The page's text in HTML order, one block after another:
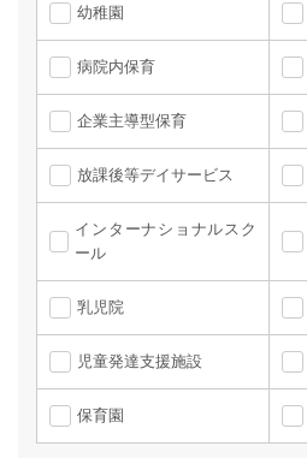
幼稚園
病院内保育
企業主導型保育
放課後等デイサービス
インターナショナルスク
ール
乳児院
児童発達支援施設
保育園